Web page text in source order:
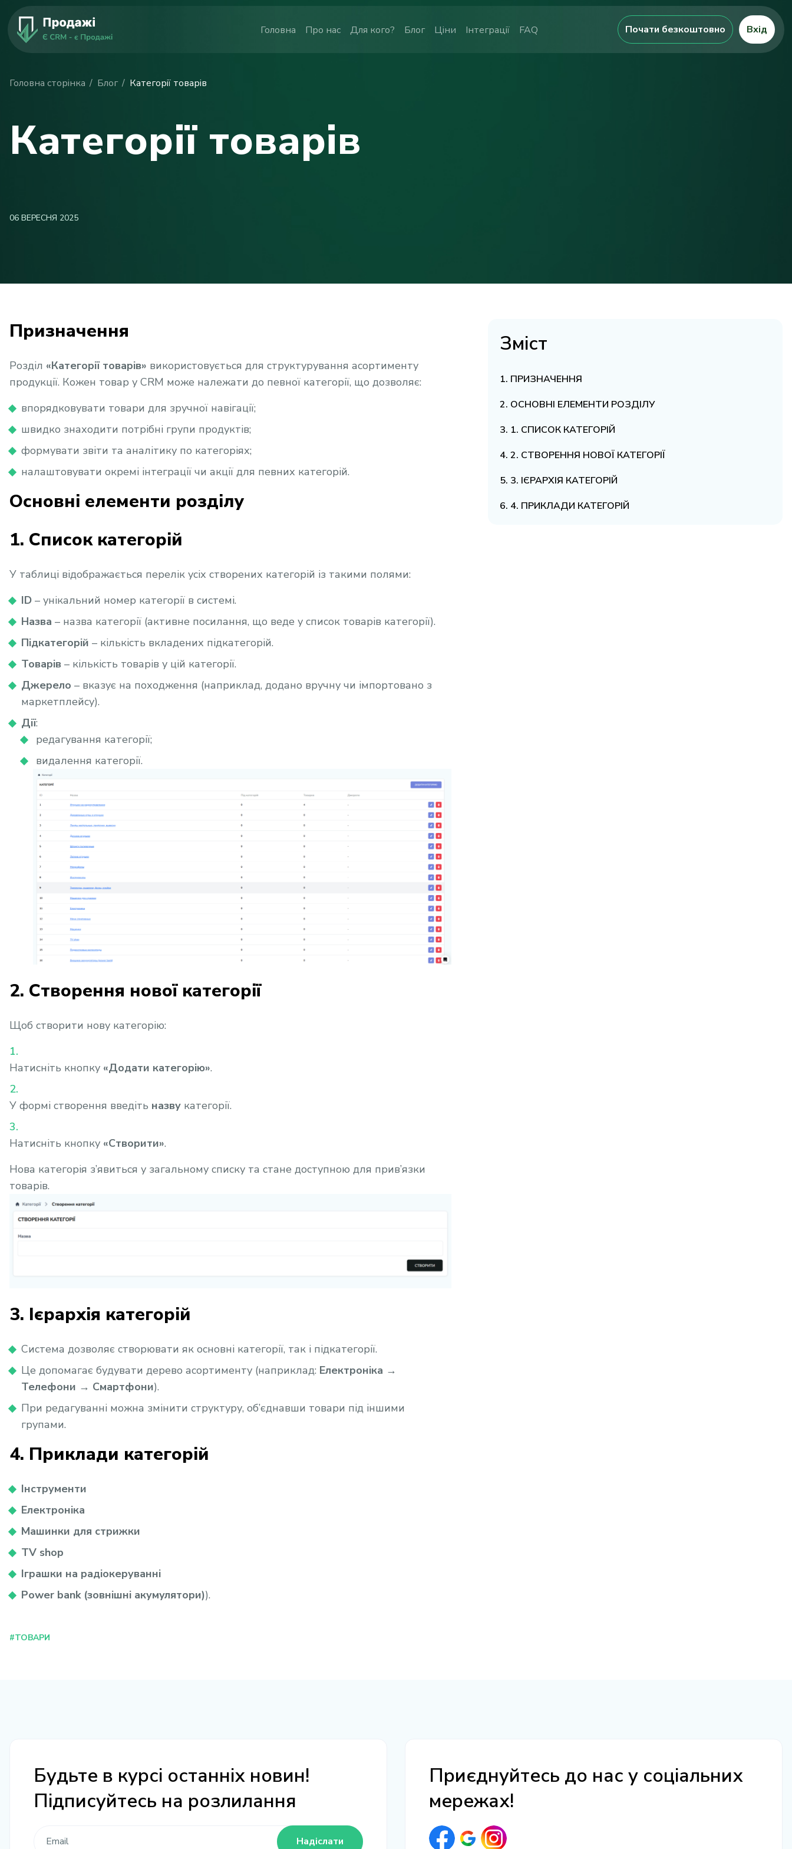
Головна Про нас Для кого? Блог Ціни Інтеграції FAQ Почати безкоштовно Вхід
Головна сторінка Блог Категорії товарів
Категорії товарів
06 ВЕРЕСНЯ 2025
Призначення
Розділ «Категорії товарів» використовується для структурування асортименту
продукції. Кожен товар у CRM може належати до певної категорії, що дозволяє:
впорядковувати товари для зручної навігації;
швидко знаходити потрібні групи продуктів;
формувати звіти та аналітику по категоріях;
налаштовувати окремі інтеграції чи акції для певних категорій.
Основні елементи розділу
1. Список категорій
У таблиці відображається перелік усіх створених категорій із такими полями:
ID – унікальний номер категорії в системі.
Назва – назва категорії (активне посилання, що веде у список товарів категорії).
Підкатегорій – кількість вкладених підкатегорій.
Товарів – кількість товарів у цій категорії.
Джерело – вказує на походження (наприклад, додано вручну чи імпортовано з
маркетплейсу).
Дії:
редагування категорії;
видалення категорії.
2. Створення нової категорії
Щоб створити нову категорію:
Натисніть кнопку «Додати категорію».
У формі створення введіть назву категорії.
Натисніть кнопку «Створити».
Нова категорія з’явиться у загальному списку та стане доступною для прив’язки
товарів.
3. Ієрархія категорій
Система дозволяє створювати як основні категорії, так і підкатегорії.
Це допомагає будувати дерево асортименту (наприклад: Електроніка →
Телефони → Смартфони).
При редагуванні можна змінити структуру, об’єднавши товари під іншими
групами.
4. Приклади категорій
Інструменти
Електроніка
Машинки для стрижки
TV shop
Іграшки на радіокеруванні
Power bank (зовнішні акумулятори)).
#ТОВАРИ
Зміст
ПРИЗНАЧЕННЯ
ОСНОВНІ ЕЛЕМЕНТИ РОЗДІЛУ
1. СПИСОК КАТЕГОРІЙ
2. СТВОРЕННЯ НОВОЇ КАТЕГОРІЇ
3. ІЄРАРХІЯ КАТЕГОРІЙ
4. ПРИКЛАДИ КАТЕГОРІЙ
Будьте в курсі останніх новин!
Підписуйтесь на розлилання
Надіслати
Приєднуйтесь до нас у соціальних
мережах!